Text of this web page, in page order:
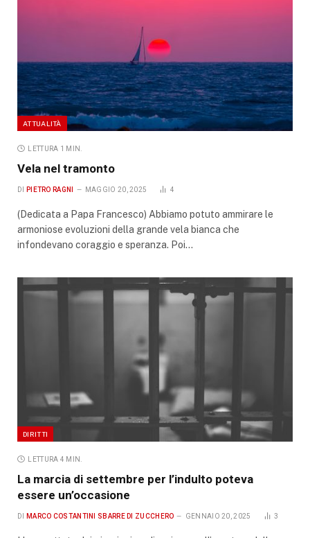
ATTUALITÀ
LETTURA 1 MIN.
Vela nel tramonto
DI PIETRO RAGNI MAGGIO 20, 2025 4
(Dedicata a Papa Francesco) Abbiamo potuto ammirare le
armoniose evoluzioni della grande vela bianca che
infondevano coraggio e speranza. Poi…
DIRITTI
LETTURA 4 MIN.
La marcia di settembre per l’indulto poteva
essere un’occasione
DI MARCO COSTANTINI SBARRE DI ZUCCHERO GENNAIO 20, 2025 3